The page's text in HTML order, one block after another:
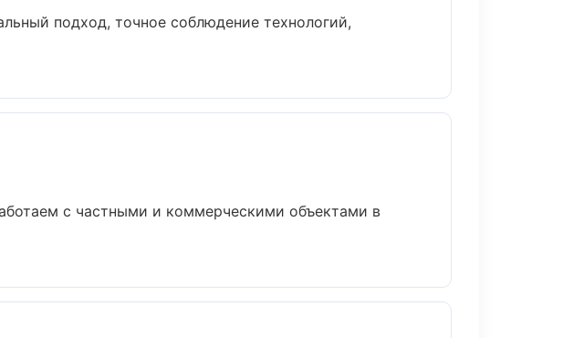
подход, точное соблюдение технологий,
с частными и коммерческими объектами в